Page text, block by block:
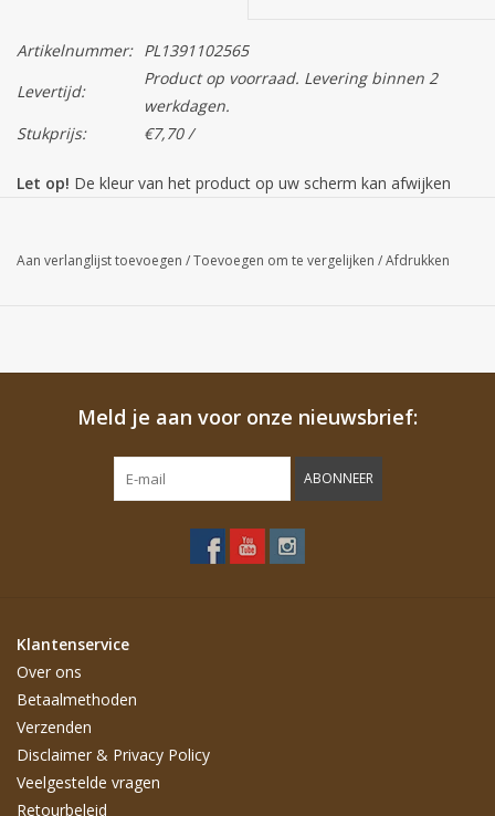
Artikelnummer: PL1391102565
Levertijd:
Product op voorraad. Levering binnen 2
werkdagen.
Stukprijs:
€7,70 /
Let op! De kleur van het product op uw scherm kan afwijken
Dit artikel is een seizoensproduct dus op=op. In voorkomend
Aan verlanglijst toevoegen /Toevoegen om te vergelijken /Afdrukken
Meld je aan voor onze nieuwsbrief:
ABONNEER
Klantenservice
Over ons
Betaalmethoden
Verzenden
Disclaimer & Privacy Policy
Veelgestelde vragen
Retourbeleid